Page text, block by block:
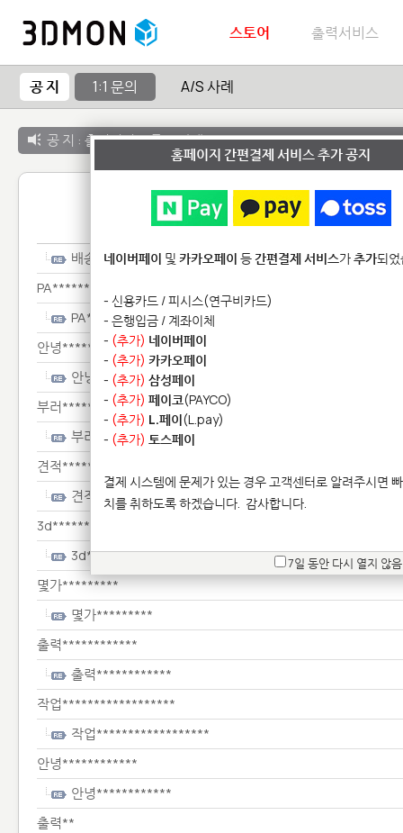
스토어 출력서비스
공 지 1:1 문의 A/S 사례
공 지 : 출력서비스 종료 안내
1:1 문
배송**
PA********
PA********
안녕************
안녕************
부러****************************
부러****************************
견적*********
견적*********
3d***********
3d***********
몇가*********
몇가*********
출력************
출력************
작업******************
작업******************
안녕************
안녕************
출력**
홈페이지 간편결제 서비스 추가 공지
네이버페이 및 카카오페이 등간편결제 서비스가추가되
- 신용카드 / 피시스(연구비카드)
- 은행입금 / 계좌이체
- (추가) 네이버페이
- (추가) 카카오페이
- (추가) 삼성페이
- (추가) 페이코(PAYCO)
- (추가) L.페이(L.pay)
- (추가) 토스페이
결제 시스템에 문제가 있는 경우 고객센터로 알려주시면
치를 취하도록 하겠습니다. 감사합니다.
7일 동안 다시 열지 않음